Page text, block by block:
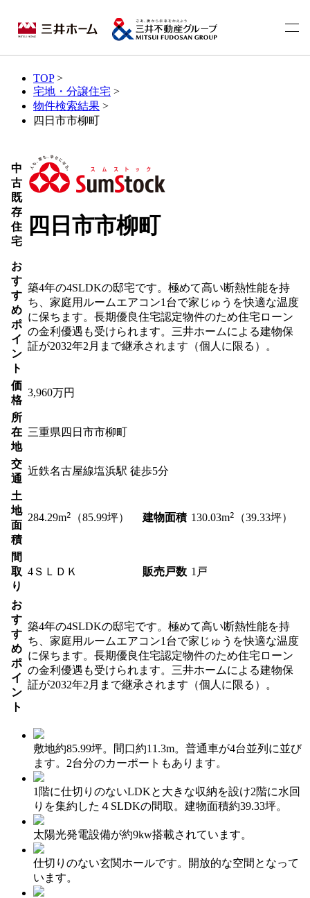
TOP>
宅地・分譲住宅 >
物件検索結果 >
四日市市柳町
中
古
既
存
住
宅
四日市市柳町
お
す
す
め
ポ
イ
ン
ト
築4年の4SLDKの邸宅です。極めて高い断熱性能を持
ち、家庭用ルームエアコン1台で家じゅうを快適な温度
に保ちます。長期優良住宅認定物件のため住宅ローン
の金利優遇も受けられます。三井ホームによる建物保
証が2032年2月まで継承されます（個人に限る）。
価
格
3,960万円
所
在
地
三重県四日市市柳町
交
通
近鉄名古屋線塩浜駅 徒歩5分
土
地
面
積
284.29m2 （85.99坪） 建物面積 130.03m2 （39.33坪）
間
取
り
4ＳＬＤＫ 販売戸数 1戸
お
す
す
め
ポ
イ
ン
ト
築4年の4SLDKの邸宅です。極めて高い断熱性能を持
ち、家庭用ルームエアコン1台で家じゅうを快適な温度
に保ちます。長期優良住宅認定物件のため住宅ローン
の金利優遇も受けられます。三井ホームによる建物保
証が2032年2月まで継承されます（個人に限る）。
敷地約85.99坪。間口約11.3m。普通車が4台並列に並び
ます。2台分のカーポートもあります。
1階に仕切りのないLDKと大きな収納を設け2階に水回
りを集約した４SLDKの間取。建物面積約39.33坪。
太陽光発電設備が約9kw搭載されています。
仕切りのない玄関ホールです。開放的な空間となって
います。